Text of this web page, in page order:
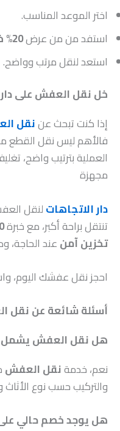
اختر الموعد المناسب.
استفد من من عرض20% خصم
استعد لنقل مرتب وواضح.
خل نقل العفش على دار
إذا كنت تبحث عننقل
فالأهم ليس نقل القطع
العملية بترتيب واضح،
مجهزة
دار الاتجاهاتلنقل
تنتقل براحة أكبر، مع خبرة
تخزين آمنعند الحاجة،
احجز نقل عفشك اليوم،
أسئلة شائعة عن نقل
هل نقل العفش يشمل
نعم، خدمةنقل العفش
والتركيب حسب نوع
هل يوجد خصم حالي